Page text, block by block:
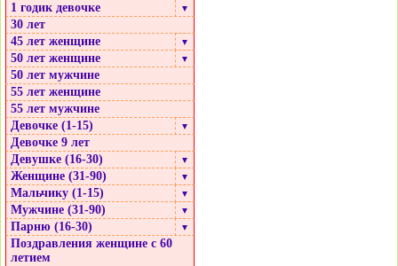
1 годик девочке ▼
30 лет
45 лет женщине
▼
50 лет женщине ▼
50 лет мужчине
55 лет женщине
55 лет мужчине
Девочке (1-15)
▼
Девочке 9 лет
Девушке (16-30)
▼
Женщине (31-90) ▼
Мальчику (1-15) ▼
Мужчине (31-90) ▼
Парню (16-30) ▼
Поздравления женщине с 60
летием